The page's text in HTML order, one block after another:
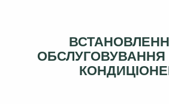
ОБСЛУГОВУВАННЯ